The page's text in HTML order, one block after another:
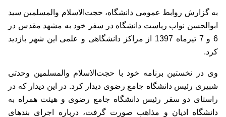
به گزارش روابط عمومی دانشگاه، حجت‌الاسلام والمسلمین سید
ابوالحسن نواب ریاست دانشگاه در سفر خود به مشهد مقدس در
6 و 7 تیرماه 1397 از مراکز دانشگاهی و علمی این شهر بازدید
کرد.
وی در نخستین برنامه خود با حجت‌الاسلام والمسلمین وحدتی
شبیری رئیس دانشگاه جامع رضوی دیدار کرد. در این دیدار که در
راستای دو سفر رئیس دانشگاه جامع رضوی و هیئت همراه به
دانشگاه ادیان و مذاهب صورت گرفت، درباره اجرای بندهای